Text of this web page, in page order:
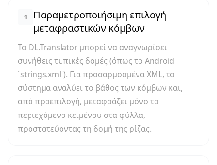
1
Παραμετροποιήσιμη επιλογή
μεταφραστικών κόμβων
Το DL.Translator μπορεί να αναγνωρίσει
συνήθεις τυπικές δομές (όπως το Android
`strings.xml`). Για προσαρμοσμένα XML, το
σύστημα αναλύει το βάθος των κόμβων και,
από προεπιλογή, μεταφράζει μόνο το
περιεχόμενο κειμένου στα φύλλα,
προστατεύοντας τη δομή της ρίζας.